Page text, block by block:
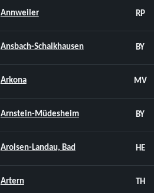
Annweiler RP
Ansbach-Schalkhausen BY
Arkona MV
Arnstein-Müdesheim BY
Arolsen-Landau, Bad HE
Artern TH